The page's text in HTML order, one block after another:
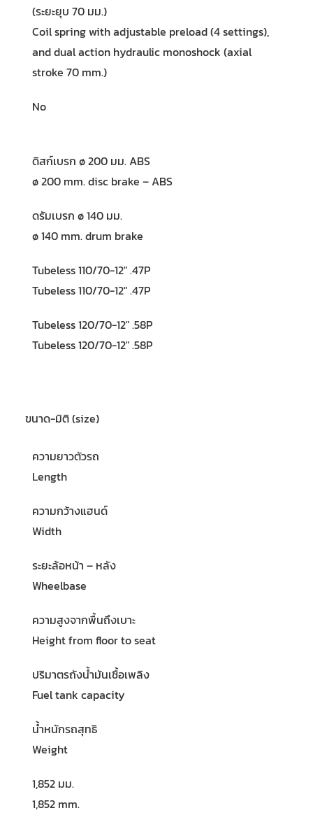
(ระยะยุบ 70 มม.)
Coil spring with adjustable preload (4 settings),
and dual action hydraulic monoshock (axial
stroke 70 mm.)
No
ดิสก์เบรก ø 200 มม. ABS
ø 200 mm. disc brake – ABS
ดรัมเบรก ø 140 มม.
ø 140 mm. drum brake
Tubeless 110/70-12″ .47P
Tubeless 110/70-12″ .47P
Tubeless 120/70-12″ .58P
Tubeless 120/70-12″ .58P
ขนาด-มิติ (size)
ความยาวตัวรถ
Length
ความกว้างแฮนด์
Width
ระยะล้อหน้า – หลัง
Wheelbase
ความสูงจากพื้นถึงเบาะ
Height from floor to seat
ปริมาตรถังน้ำมันเชื้อเพลิง
Fuel tank capacity
น้ำหนักรถสุทธิ
Weight
1,852 มม.
1,852 mm.